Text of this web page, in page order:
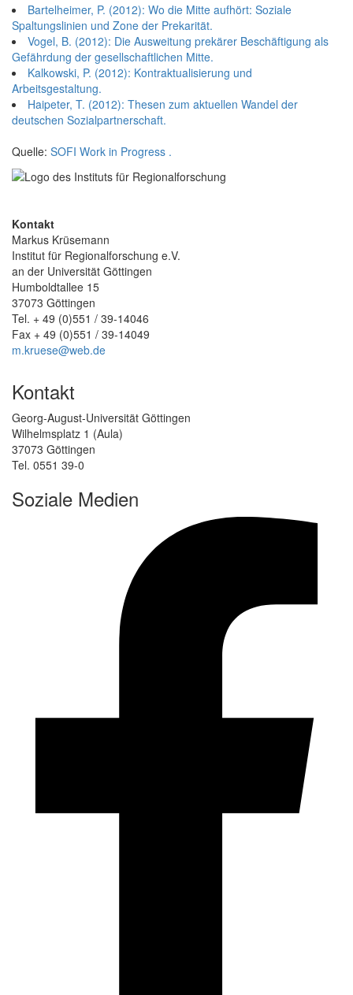
Bartelheimer, P. (2012): Wo die Mitte aufhört: Soziale
Spaltungslinien und Zone der Prekarität.
Vogel, B. (2012): Die Ausweitung prekärer Beschäftigung als
Gefährdung der gesellschaftlichen Mitte.
Kalkowski, P. (2012): Kontraktualisierung und
Arbeitsgestaltung.
Haipeter, T. (2012): Thesen zum aktuellen Wandel der
deutschen Sozialpartnerschaft.
Quelle: SOFI Work in Progress .
Kontakt
Markus Krüsemann
Institut für Regionalforschung e.V.
an der Universität Göttingen
Humboldtallee 15
37073 Göttingen
Tel. + 49 (0)551 / 39-14046
Fax + 49 (0)551 / 39-14049
m.kruese@web.de
Kontakt
Georg-August-Universität Göttingen
Wilhelmsplatz 1 (Aula)
37073 Göttingen
Tel. 0551 39-0
Soziale Medien